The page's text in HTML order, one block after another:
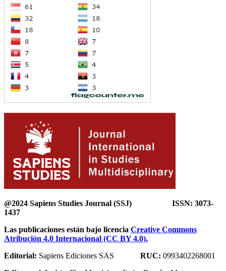
@2024 Sapiens Studies Journal (SSJ) ISSN: 3073-
1437
Las publicaciones están bajo licencia Creative Commons
Atribución 4.0 Internacional (CC BY 4.0).
Editorial: Sapiens Ediciones SAS RUC: 0993402268001